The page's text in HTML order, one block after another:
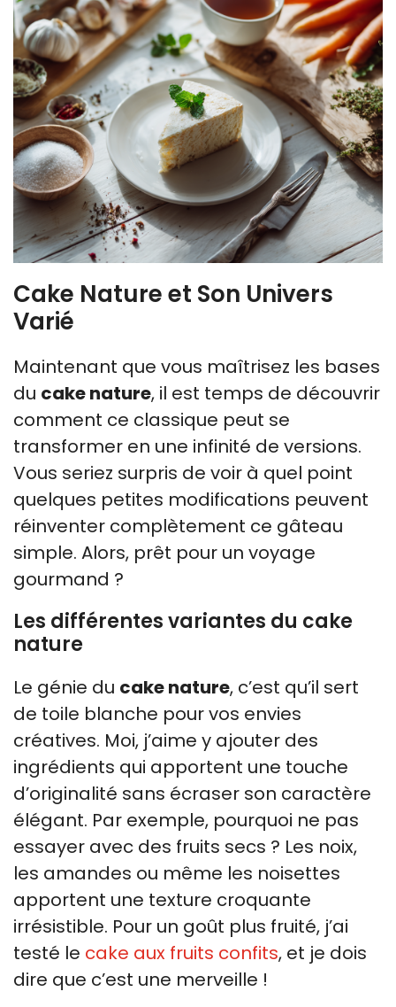
Cake Nature et Son Univers
Varié
Maintenant que vous maîtrisez les bases
du cake nature, il est temps de découvrir
comment ce classique peut se
transformer en une infinité de versions.
Vous seriez surpris de voir à quel point
quelques petites modifications peuvent
réinventer complètement ce gâteau
simple. Alors, prêt pour un voyage
gourmand ?
Les différentes variantes du cake
nature
Le génie du cake nature, c’est qu’il sert
de toile blanche pour vos envies
créatives. Moi, j’aime y ajouter des
ingrédients qui apportent une touche
d’originalité sans écraser son caractère
élégant. Par exemple, pourquoi ne pas
essayer avec des fruits secs ? Les noix,
les amandes ou même les noisettes
apportent une texture croquante
irrésistible. Pour un goût plus fruité, j’ai
testé le cake aux fruits confits, et je dois
dire que c’est une merveille !